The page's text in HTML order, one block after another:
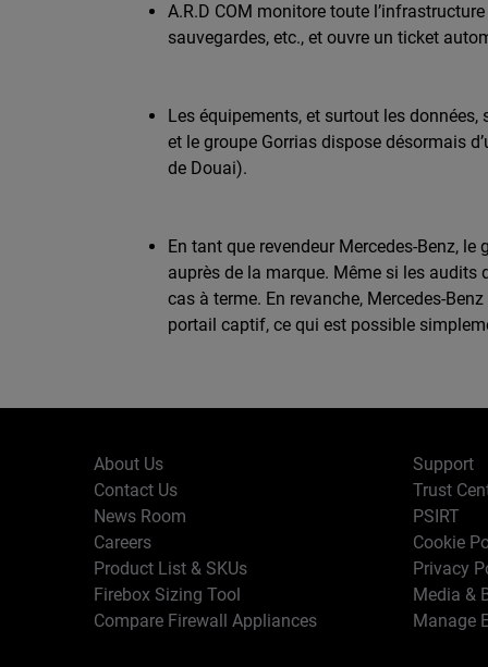
A.R.D COM monitore toute
sauvegardes, etc., et ouvre un ticket
Les équipements, et surtout les
et le groupe Gorrias dispose désormais
de Douai).
En tant que revendeur Mercedes-Benz,
auprès de la marque. Même si les audits
cas à terme. En revanche, Mercedes-
portail captif, ce qui est possible
About Us
Contact Us
News Room
Careers
Product List & SKUs
Firebox Sizing Tool
Compare Firewall Appliances
Support
Trust
PSIRT
Cookie
Privacy
Media &
Manage